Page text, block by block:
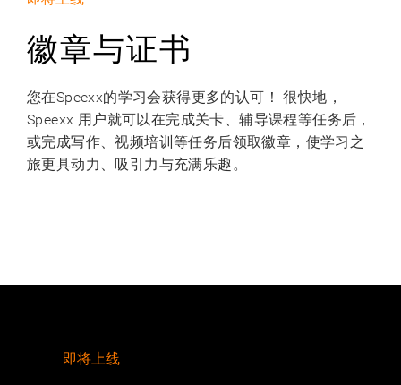
徽章与证书
您在Speexx的学习会获得更多的认可！ 很快地，
Speexx 用户就可以在完成关卡、辅导课程等任务后，
或完成写作、视频培训等任务后领取徽章，使学习之
旅更具动力、吸引力与充满乐趣。
即将上线